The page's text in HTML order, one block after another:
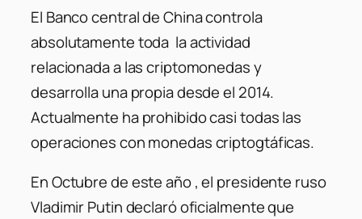
El Banco central de China controla
absolutamente toda la actividad
relacionada a las criptomonedas y
desarrolla una propia desde el 2014.
Actualmente ha prohibido casi todas las
operaciones con monedas criptogtáficas.
En Octubre de este año , el presidente ruso
Vladimir Putin declaró oficialmente que